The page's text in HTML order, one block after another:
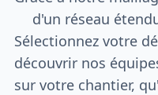
d'un réseau
Sélectionnez votre
découvrir nos
sur votre chantier,